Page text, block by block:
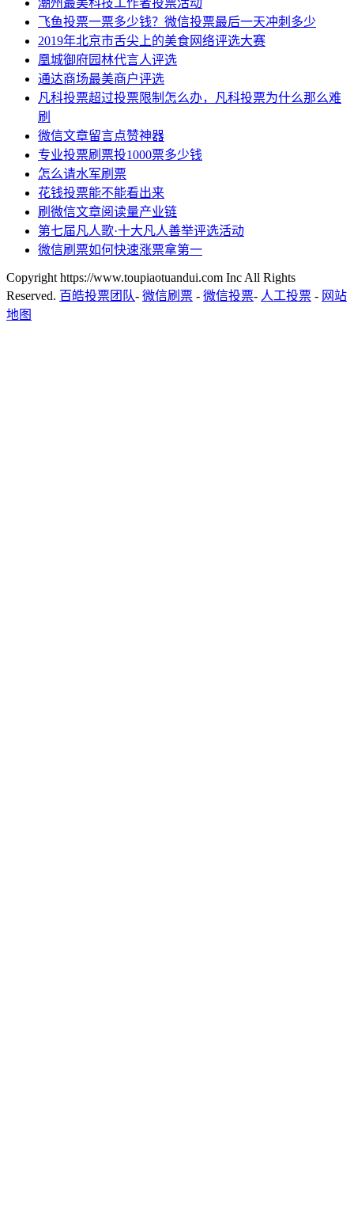
飞鱼投票一票多少钱？微信投票最后一天冲刺多少
2019年北京市舌尖上的美食网络评选大赛
凰城御府园林代言人评选
通达商场最美商户评选
凡科投票超过投票限制怎么办，凡科投票为什么那么难
刷
微信文章留言点赞神器
专业投票刷票投1000票多少钱
怎么请水军刷票
花钱投票能不能看出来
刷微信文章阅读量产业链
第七届凡人歌·十大凡人善举评选活动
微信刷票如何快速涨票拿第一
Copyright https://www.toupiaotuandui.com Inc All Rights
Reserved. 百皓投票团队- 微信刷票 - 微信投票- 人工投票 - 网站
地图